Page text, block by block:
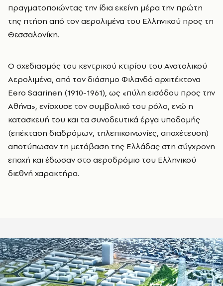
πραγματοποιώντας την ίδια εκείνη μέρα την πρώτη
της πτήση από τον αερολιμένα του Ελληνικού προς τη
Θεσσαλονίκη.
Ο σχεδιασμός του κεντρικού κτιρίου του Ανατολικού
Αερολιμένα, από τον διάσημο Φιλανδό αρχιτέκτονα
Eero Saarinen (1910-1961), ως «πύλη εισόδου προς την
Αθήνα», ενίσχυσε τον συμβολικό του ρόλο, ενώ η
κατασκευή του και τα συνοδευτικά έργα υποδομής
(επέκταση διαδρόμων, τηλεπικοινωνίες, αποχέτευση)
αποτύπωσαν τη μετάβαση της Ελλάδας στη σύγχρονη
εποχή και έδωσαν στο αεροδρόμιο του Ελληνικού
διεθνή χαρακτήρα.